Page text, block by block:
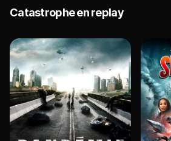
Catastrophe en replay